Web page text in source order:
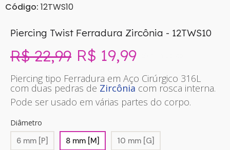
Código: 12TWS10
Piercing Twist Ferradura Zircônia - 12TWS10
R$ 22,99 R$ 19,99
Piercing tipo Ferradura em Aço Cirúrgico 316L
com duas pedras de Zircônia com rosca interna.
Pode ser usado em várias partes do corpo.
Diâmetro
6 mm [P] 8 mm [M] 10 mm [G]